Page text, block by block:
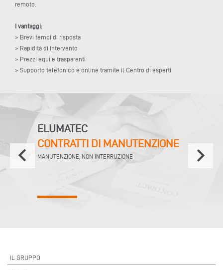
remoto.
I vantaggi:
> Brevi tempi di risposta
> Rapidità di intervento
> Prezzi equi e trasparenti
> Supporto telefonico e online tramite il Centro di esperti
ELUMATEC
CONTRATTI DI MANUTENZIONE
MANUTENZIONE, NON INTERRUZIONE
keyboard_arrow_left keyboard_arrow_right
IL GRUPPO